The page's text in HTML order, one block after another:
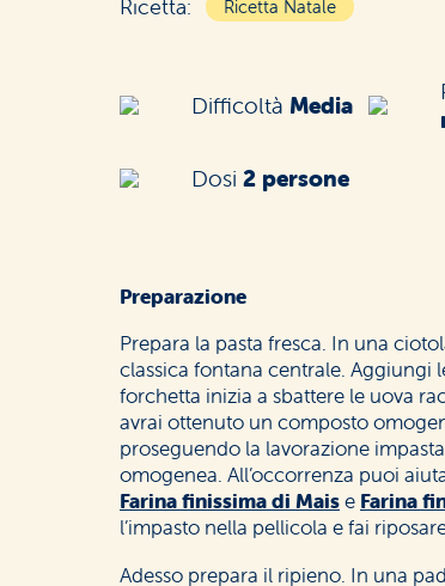
Ricetta: Ricetta Natale
Difficoltà Media
Dosi 2 persone
Preparazione
Prepara la pasta fresca. In una
classica fontana centrale. Aggiungi
forchetta inizia a sbattere le uova
avrai ottenuto un composto
proseguendo la lavorazione
omogenea. All’occorrenza puoi
Farina finissima di Maise Farina
l’impasto nella pellicola e fai
Adesso prepara il ripieno. In una